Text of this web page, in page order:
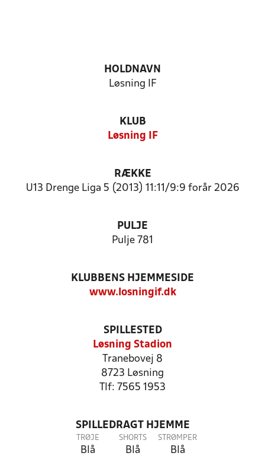
HOLDNAVN
Løsning IF
KLUB
Løsning IF
RÆKKE
U13 Drenge Liga 5 (2013) 11:11/9:9 forår 2026
PULJE
Pulje 781
KLUBBENS HJEMMESIDE
www.losningif.dk
SPILLESTED
Løsning Stadion
Tranebovej 8
8723 Løsning
Tlf: 7565 1953
SPILLEDRAGT HJEMME
TRØJE
Blå
SHORTS
Blå
STRØMPER
Blå